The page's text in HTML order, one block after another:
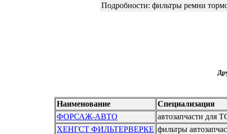
Подробности: фильтры ремни
Наименование
Специализация
ФОРСАЖ-АВТО
автозапчасти для
ХЕНГСТ ФИЛЬТЕРВЕРКЕ фильтры